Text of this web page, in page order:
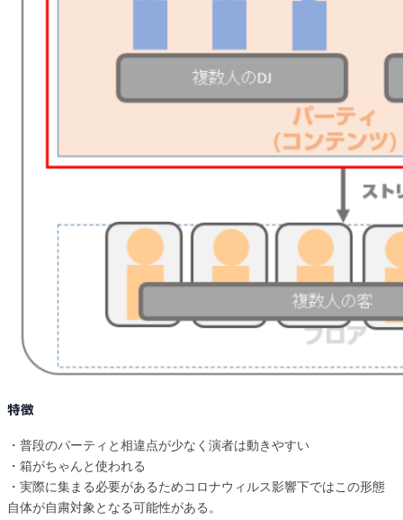
特徴
・普段のパーティと相違点が少なく演者は動きやすい
・箱がちゃんと使われる
・実際に集まる必要があるためコロナウィルス影響下ではこの形態
自体が自粛対象となる可能性がある。